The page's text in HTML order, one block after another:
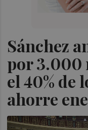
Sánchez
por 3.000
el 40% de
ahorre